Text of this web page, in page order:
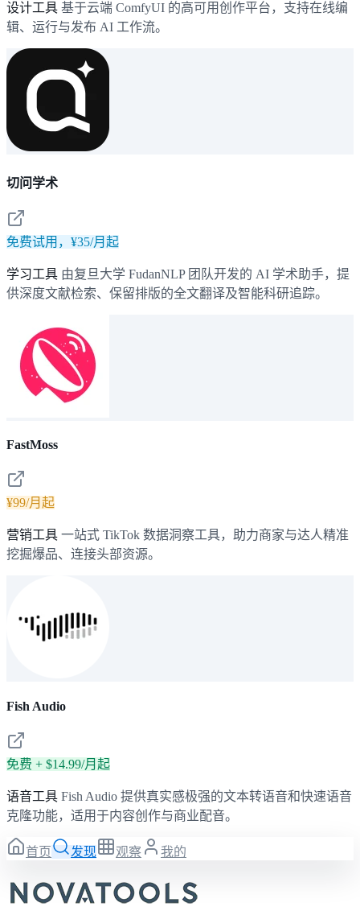
设计工具 基于云端 ComfyUI 的高可用创作平台，支持在线编
辑、运行与发布 AI 工作流。
切问学术
免费试用，¥35/月起
学习工具 由复旦大学 FudanNLP 团队开发的 AI 学术助手，提
供深度文献检索、保留排版的全文翻译及智能科研追踪。
FastMoss
¥99/月起
营销工具 一站式 TikTok 数据洞察工具，助力商家与达人精准
挖掘爆品、连接头部资源。
Fish Audio
免费 + $14.99/月起
语音工具 Fish Audio 提供真实感极强的文本转语音和快速语音
克隆功能，适用于内容创作与商业配音。
首页 发现 观察 我的